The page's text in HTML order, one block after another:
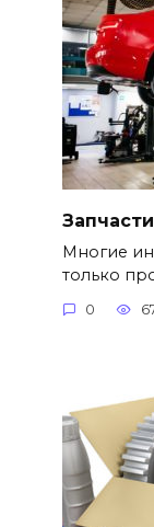
Многие
только
0